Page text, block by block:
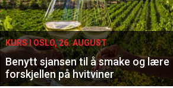
KURS I OSLO, 26. AUGUST
Benytt sjansen til å smake og lære
forskjellen på hvitviner